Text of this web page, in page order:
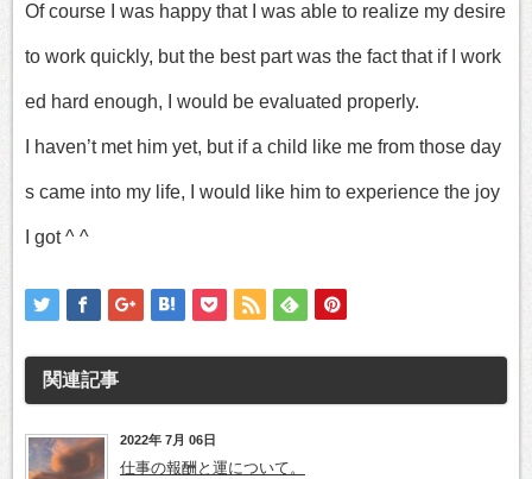
Of course I was happy that I was able to realize my desire
to work quickly, but the best part was the fact that if I work
ed hard enough, I would be evaluated properly.
I haven’t met him yet, but if a child like me from those day
s came into my life, I would like him to experience the joy
I got ^ ^
関連記事
2022年 7月 06日
仕事の報酬と運について。